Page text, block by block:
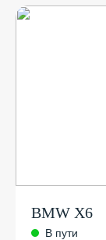
BMW X6
В пути